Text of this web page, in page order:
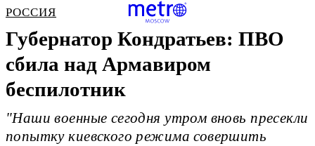
РОССИЯ
Губернатор Кондратьев: ПВО
сбила над Армавиром
беспилотник
"Наши военные сегодня утром вновь пресекли
попытку киевского режима совершить